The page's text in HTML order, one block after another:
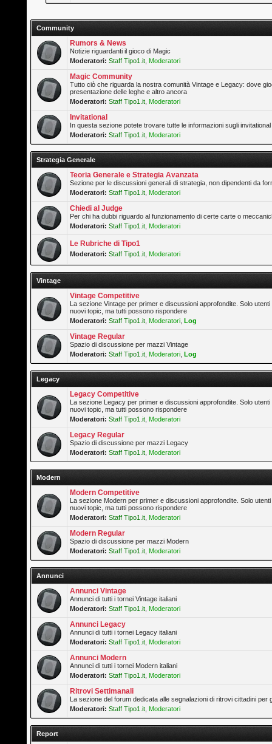
Community
Rumors & News
Notizie riguardanti il gioco di Magic
Moderatori: Staff Tipo1.it Moderatori
Magic Community
Tutto ciò che riguarda la nostra comunità Vintage e Legacy: dove
presentazione delle leghe e altro ancora
Moderatori: Staff Tipo1.it Moderatori
Invitational
In questa sezione potete trovare tutte le informazioni sugli
Moderatori: Staff Tipo1.it Moderatori
Strategia Generale
Teoria Generale e Strategia Avanzata
Sezione per le discussioni generali di strategia, non dipendenti da
Moderatori: Staff Tipo1.it Moderatori
Chiedi al Judge
Per chi ha dubbi riguardo al funzionamento di certe carte o
Moderatori: Staff Tipo1.it Moderatori
Le Rubriche di Tipo1
Moderatori: Staff Tipo1.it Moderatori
Vintage
Vintage Competitive
La sezione Vintage per primer e discussioni approfondite. Solo
nuovi topic, ma tutti possono rispondere
Moderatori: Staff Tipo1.it Moderatori ,Log
Vintage Regular
Spazio di discussione per mazzi Vintage
Moderatori: Staff Tipo1.it Moderatori ,Log
Legacy
Legacy Competitive
La sezione Legacy per primer e discussioni approfondite. Solo
nuovi topic, ma tutti possono rispondere
Moderatori: Staff Tipo1.it Moderatori
Legacy Regular
Spazio di discussione per mazzi Legacy
Moderatori: Staff Tipo1.it Moderatori
Modern
Modern Competitive
La sezione Modern per primer e discussioni approfondite. Solo
nuovi topic, ma tutti possono rispondere
Moderatori: Staff Tipo1.it Moderatori
Modern Regular
Spazio di discussione per mazzi Modern
Moderatori: Staff Tipo1.it Moderatori
Annunci
Annunci Vintage
Annunci di tutti i tornei Vintage italiani
Moderatori: Staff Tipo1.it Moderatori
Annunci Legacy
Annunci di tutti i tornei Legacy italiani
Moderatori: Staff Tipo1.it Moderatori
Annunci Modern
Annunci di tutti i tornei Modern italiani
Moderatori: Staff Tipo1.it Moderatori
Ritrovi Settimanali
La sezione del forum dedicata alle segnalazioni di ritrovi cittadini per
Moderatori: Staff Tipo1.it Moderatori
Report